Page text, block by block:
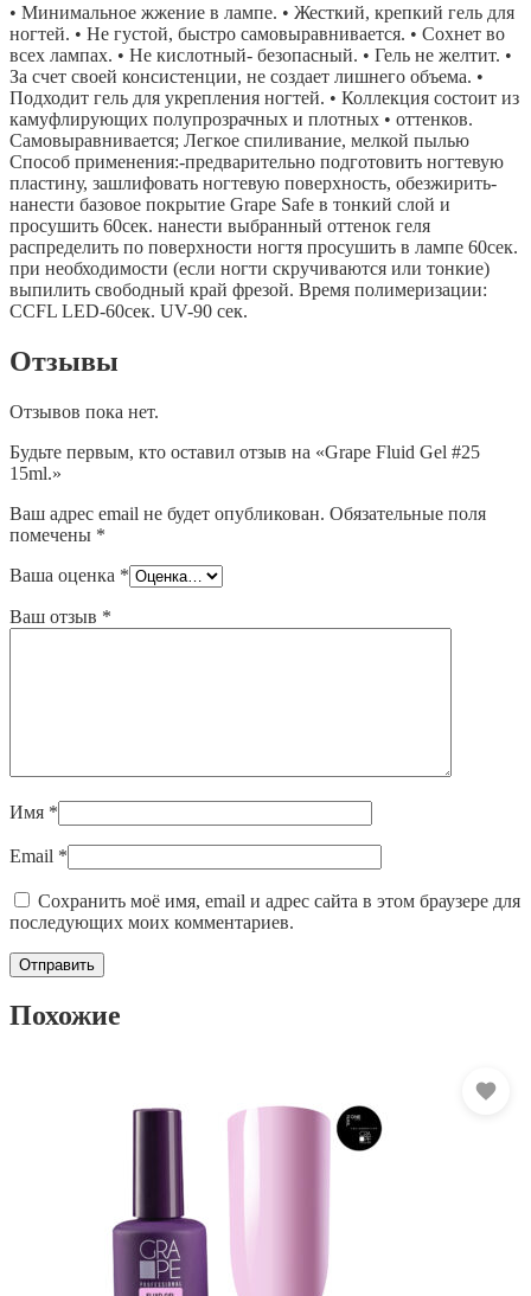
• Минимальное жжение в лампе. • Жесткий, крепкий гель для
ногтей. • Не густой, быстро самовыравнивается. • Сохнет во
всех лампах. • Не кислотный- безопасный. • Гель не желтит. •
За счет своей консистенции, не создает лишнего объема. •
Подходит гель для укрепления ногтей. • Коллекция состоит из
камуфлирующих полупрозрачных и плотных • оттенков.
Самовыравнивается; Легкое спиливание, мелкой пылью
Способ применения:-предварительно подготовить ногтевую
пластину, зашлифовать ногтевую поверхность, обезжирить-
нанести базовое покрытие Grape Safe в тонкий слой и
просушить 60сек. нанести выбранный оттенок геля
распределить по поверхности ногтя просушить в лампе 60сек.
при необходимости (если ногти скручиваются или тонкие)
выпилить свободный край фрезой. Время полимеризации:
CCFL LED-60сек. UV-90 сек.
Отзывы
Отзывов пока нет.
Будьте первым, кто оставил отзыв на «Grape Fluid Gel #25
15ml.»
Ваш адрес email не будет опубликован. Обязательные поля
помечены *
Ваша оценка *
Ваш отзыв *
Имя *
Email *
Сохранить моё имя, email и адрес сайта в этом браузере для
последующих моих комментариев.
Похожие